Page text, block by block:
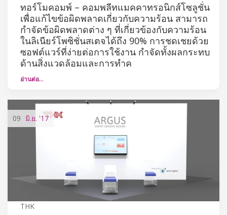
ทอร์โมคอมพ์ – คอมพลีทแมคคาทรอนิกส์โซลูชั่น
เพื่อแก้ไขข้อผิดพลาดเกี่ยวกับความร้อน สามารถ
กำจัดข้อผิดพลาดต่าง ๆ ที่เกี่ยวข้องกับความร้อน
ในลิเนียร์โพซิชั่นสเตจได้ถึง 90% การชดเชยด้วย
ซอฟต์แวร์ที่ง่ายต่อการใช้งาน กำจัดทั้งผลกระทบ
ด้านสิ่งแวดล้อมและการทำค
อ่านต่อ…
09 มิ.ย. '17
THK